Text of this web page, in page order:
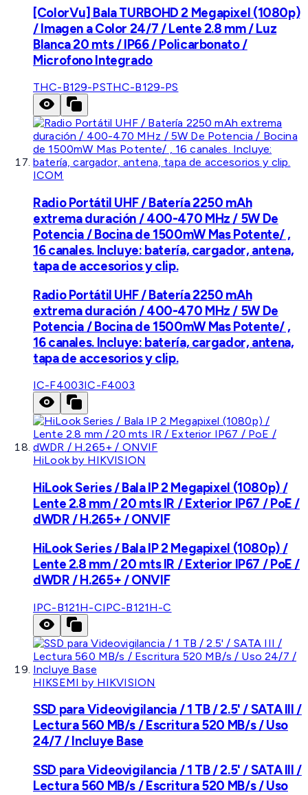
[ColorVu] Bala TURBOHD 2 Megapixel (1080p)
/ Imagen a Color 24/7 / Lente 2.8 mm / Luz
Blanca 20 mts / IP66 / Policarbonato /
Microfono Integrado
THC-B129-PSTHC-B129-PS
ICOM
Radio Portátil UHF / Batería 2250 mAh
extrema duración / 400-470 MHz / 5W De
Potencia / Bocina de 1500mW Mas Potente/ ,
16 canales. Incluye: batería, cargador, antena,
tapa de accesorios y clip.
Radio Portátil UHF / Batería 2250 mAh
extrema duración / 400-470 MHz / 5W De
Potencia / Bocina de 1500mW Mas Potente/ ,
16 canales. Incluye: batería, cargador, antena,
tapa de accesorios y clip.
IC-F4003IC-F4003
HiLook by HIKVISION
HiLook Series / Bala IP 2 Megapixel (1080p) /
Lente 2.8 mm / 20 mts IR / Exterior IP67 / PoE /
dWDR / H.265+ / ONVIF
HiLook Series / Bala IP 2 Megapixel (1080p) /
Lente 2.8 mm / 20 mts IR / Exterior IP67 / PoE /
dWDR / H.265+ / ONVIF
IPC-B121H-CIPC-B121H-C
HIKSEMI by HIKVISION
SSD para Videovigilancia / 1 TB / 2.5' / SATA III /
Lectura 560 MB/s / Escritura 520 MB/s / Uso
24/7 / Incluye Base
SSD para Videovigilancia / 1 TB / 2.5' / SATA III /
Lectura 560 MB/s / Escritura 520 MB/s / Uso